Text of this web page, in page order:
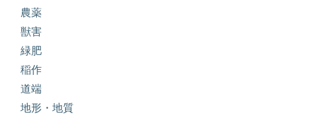
農薬
獣害
緑肥
稲作
道端
地形・地質